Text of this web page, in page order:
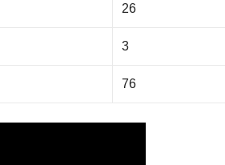
26
3
76